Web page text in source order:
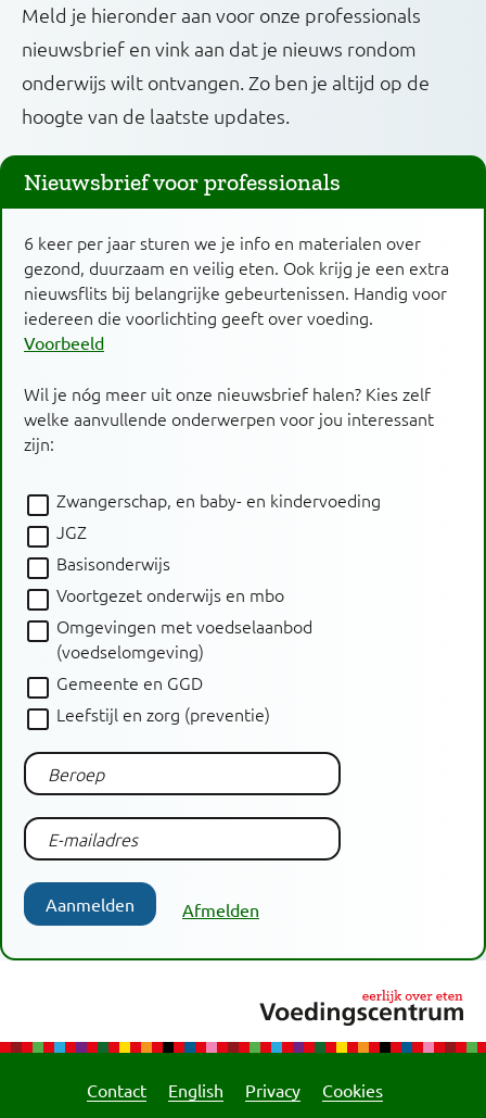
Meld je hieronder aan voor onze professionals
nieuwsbrief en vink aan dat je nieuws rondom
onderwijs wilt ontvangen. Zo ben je altijd op de
hoogte van de laatste updates.
Nieuwsbrief voor professionals
6 keer per jaar sturen we je info en materialen over
gezond, duurzaam en veilig eten. Ook krijg je een extra
nieuwsflits bij belangrijke gebeurtenissen. Handig voor
iedereen die voorlichting geeft over voeding.
Voorbeeld
Wil je nóg meer uit onze nieuwsbrief halen? Kies zelf
welke aanvullende onderwerpen voor jou interessant
zijn:
Zwangerschap, en baby- en kindervoeding
JGZ
Basisonderwijs
Voortgezet onderwijs en mbo
Omgevingen met voedselaanbod
(voedselomgeving)
Gemeente en GGD
Leefstijl en zorg (preventie)
Aanmelden Afmelden
Contact English Privacy
Cookies